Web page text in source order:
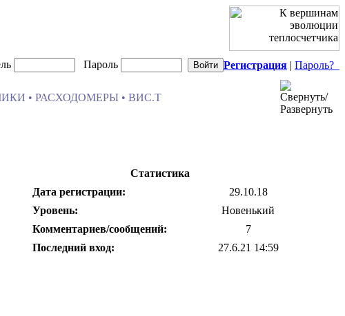
Пароль Регистрация | Пароль?
• РАСХОДОМЕРЫ • ВИС.Т
Статистика
Дата регистрации:
29.10.18
Уровень:
Новенький
Комментариев/сообщений:
7
Последний вход:
27.6.21 14:59